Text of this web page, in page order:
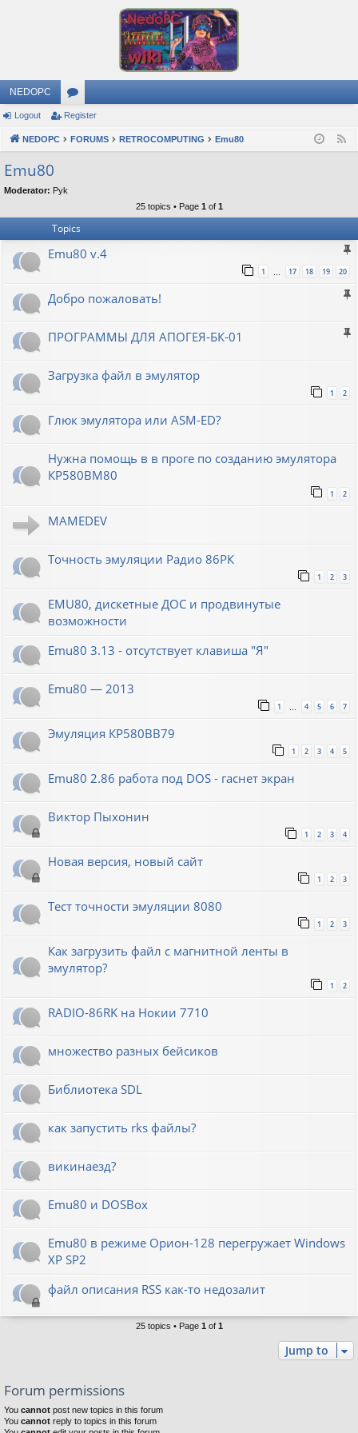
NEDOPC
or
u
Logout Register
NEDOPC FORUMS RETROCOMPUTING Emu80
Emu80
Moderator: Pyk
25 topics • Page 1 of 1
Topics
Emu80 v.4
1 … 17 18 19 20
Добро пожаловать!
ПРОГРАММЫ ДЛЯ АПОГЕЯ-БК-01
Загрузка файл в эмулятор
1 2
Глюк эмулятора или ASM-ED?
Нужна помощь в в проге по созданию эмулятора
КР580ВМ80
1 2
MAMEDEV
Точность эмуляции Радио 86РК
1 2 3
EMU80, дискетные ДОС и продвинутые
возможности
Emu80 3.13 - отсутствует клавиша "Я"
Emu80 — 2013
1 4 5 6 7
Эмуляция КР580ВВ79
1 2 3 4 5
Emu80 2.86 работа под DOS - гаснет экран
Виктор Пыхонин
1 2 3 4
Новая версия, новый сайт
1 2 3
Тест точности эмуляции 8080
1 2 3
Как загрузить файл с магнитной ленты в
эмулятор?
1 2
RADIO-86RK на Нокии 7710
множество разных бейсиков
Библиотека SDL
как запустить rks файлы?
викинаезд?
Emu80 и DOSBox
Emu80 в режиме Орион-128 перегружает Windows
XP SP2
файл описания RSS как-то недозалит
25 topics • Page 1 of 1
Jump to
Forum permissions
You cannot post new topics in this forum
You cannot reply to topics in this forum